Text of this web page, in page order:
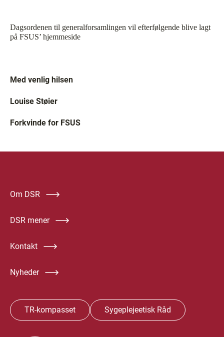
Dagsordenen til generalforsamlingen vil efterfølgende blive lagt
på FSUS’ hjemmeside
Med venlig hilsen
Louise Støier
Forkvinde for FSUS
Om DSR
DSR mener
Kontakt
Nyheder
TR-kompasset Sygeplejeetisk Råd